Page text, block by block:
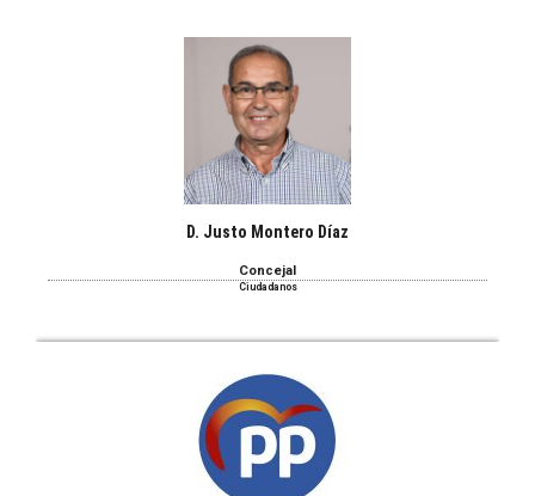
D. Justo Montero Díaz
Concejal
Ciudadanos